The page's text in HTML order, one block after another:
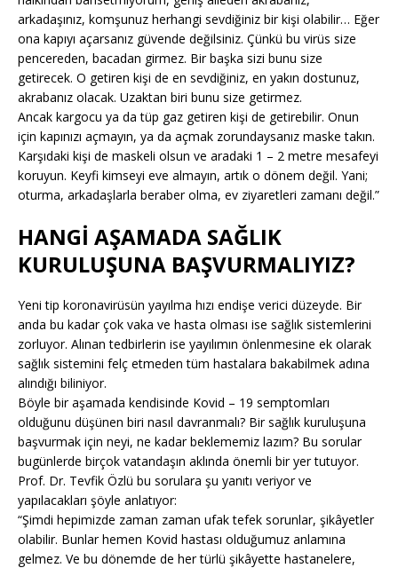
arkadaşınız, komşunuz herhangi sevdiğiniz bir kişi olabilir… Eğer
ona kapıyı açarsanız güvende değilsiniz. Çünkü bu virüs size
pencereden, bacadan girmez. Bir başka sizi bunu size
getirecek. O getiren kişi de en sevdiğiniz, en yakın dostunuz,
akrabanız olacak. Uzaktan biri bunu size getirmez.
Ancak kargocu ya da tüp gaz getiren kişi de getirebilir. Onun
için kapınızı açmayın, ya da açmak zorundaysanız maske takın.
Karşıdaki kişi de maskeli olsun ve aradaki 1 – 2 metre mesafeyi
koruyun. Keyfi kimseyi eve almayın, artık o dönem değil. Yani;
oturma, arkadaşlarla beraber olma, ev ziyaretleri zamanı değil.”
HANGİ AŞAMADA SAĞLIK
KURULUŞUNA BAŞVURMALIYIZ?
Yeni tip koronavirüsün yayılma hızı endişe verici düzeyde. Bir
anda bu kadar çok vaka ve hasta olması ise sağlık sistemlerini
zorluyor. Alınan tedbirlerin ise yayılımın önlenmesine ek olarak
sağlık sistemini felç etmeden tüm hastalara bakabilmek adına
alındığı biliniyor.
Böyle bir aşamada kendisinde Kovid – 19 semptomları
olduğunu düşünen biri nasıl davranmalı? Bir sağlık kuruluşuna
başvurmak için neyi, ne kadar beklememiz lazım? Bu sorular
bugünlerde birçok vatandaşın aklında önemli bir yer tutuyor.
Prof. Dr. Tevfik Özlü bu sorulara şu yanıtı veriyor ve
yapılacakları şöyle anlatıyor:
“Şimdi hepimizde zaman zaman ufak tefek sorunlar, şikâyetler
olabilir. Bunlar hemen Kovid hastası olduğumuz anlamına
gelmez. Ve bu dönemde de her türlü şikâyette hastanelere,